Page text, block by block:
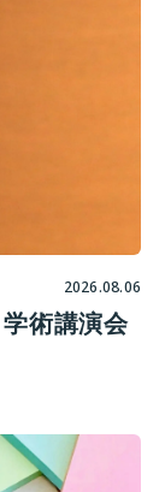
2026.08.06
術講演会